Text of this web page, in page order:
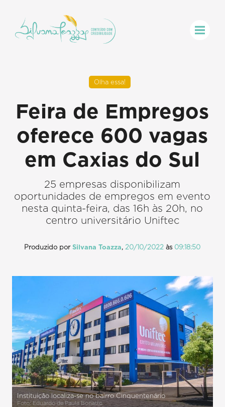
Olha essa!
Feira de Empregos
oferece 600 vagas
em Caxias do Sul
25 empresas disponibilizam
oportunidades de empregos em evento
nesta quinta-feira, das 16h às 20h, no
centro universitário Uniftec
Produzido porSilvana Toazza, 20/10/2022 às 09:18:50
Instituição localiza-se no bairro Cinquentenário
Foto: Eduardo de Paula Bonatto